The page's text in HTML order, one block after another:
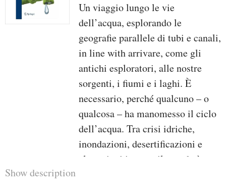
Un viaggio lungo le vie
dell’acqua, esplorando le
geografie parallele di tubi e canali,
in line with arrivare, come gli
antichi esploratori, alle nostre
sorgenti, i fiumi e i laghi. È
necessario, perché qualcuno – o
qualcosa – ha manomesso il ciclo
dell’acqua. Tra crisi idriche,
inondazioni, desertificazioni e
alterazioni in tutto il mondo è
Show description